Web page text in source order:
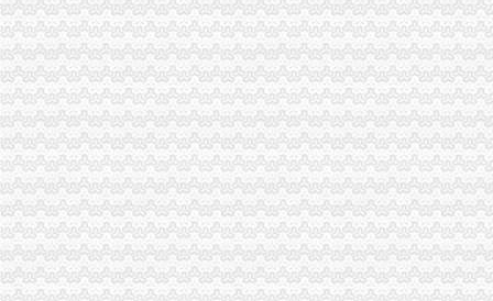
重庆渝中区个既有住宅加装电梯项目开工_社会新闻_大众网
虚构募公司还配备诈骗指南23人团伙骗809万_新浪重庆新闻_新浪重
可上门签约_重庆公司注册_代办公司_代理工商注册登记_分公司_个体
注销信用卡-卡宝宝网
渝中区公司注销
重庆公司注册营业执照办理快速出证地址挂靠【今日推荐网-重庆工商/
《营业执照注销流程》_优秀范文十篇
重庆代办验资,重庆代办验资公司--选择重庆浩业工商不后悔
渝中区大坪威讯通讯器材经营部__信用档案_信用报告_信用怎么
高院肖峰法官家授权本公号以案析法：非持股关联公司之间公司人
重庆公告遗失刊登服务网——2013.5.16.重庆资格证遗失登报、重庆营
餐饮类·重庆晨报数字报
【北京京翰英才教育科技有限公司渝中分公司2017新招聘信息】_